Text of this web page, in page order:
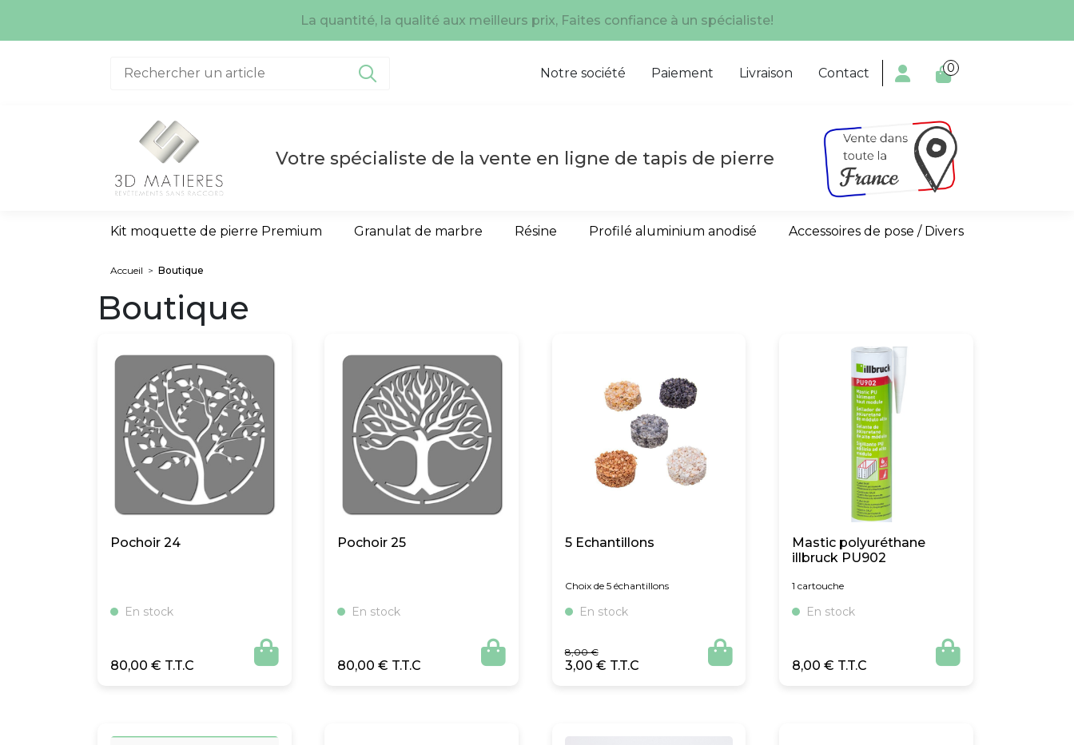
La quantité, la qualité aux meilleurs prix, Faites confiance à un spécialiste!
Notre société Paiement Livraison Contact  0
Votre spécialiste de la vente en ligne de tapis de pierre
Kit moquette de pierre Premium Granulat de marbre Résine Profilé aluminium anodisé Accessoires de pose / Divers
Accueil > Boutique
Boutique
Pochoir 24
En stock
80,00 € 
Pochoir 25
En stock
80,00€ 
5 Echantillons
Choix de 5 échantillons
En stock
8,00€
prix
initial
3,00 €
prix
actuel

Mastic polyuréthane
illbruck PU902
1 cartouche
En stock
8,00€ 